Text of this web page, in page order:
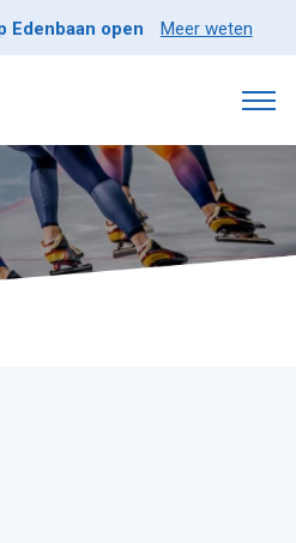
Edenbaan open Meer weten